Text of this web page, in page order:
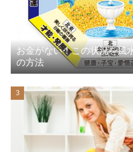
お金がない！この状況を風
の方法